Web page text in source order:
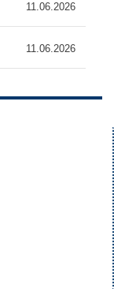
11.06.2026
11.06.2026